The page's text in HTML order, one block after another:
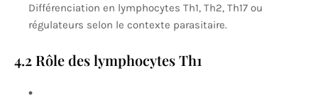
Différenciation en lymphocytes Th1, Th2, Th17 ou
régulateurs selon le contexte parasitaire.
4.2 Rôle des lymphocytes Th1